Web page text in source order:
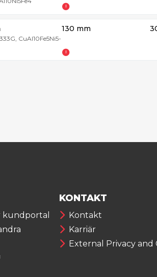
CuAl10Fe5Ni5-
130 mm
kundportal
KONTAKT
Kontakt
Karriär
External Privacy and